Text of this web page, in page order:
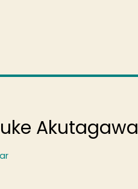
Akutagawa